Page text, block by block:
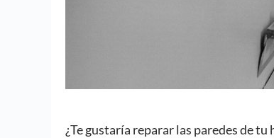
¿Te gustaría reparar las paredes de tu